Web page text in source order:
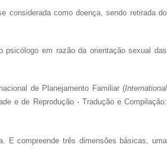
considerada como doença, sendo retirada do
psicólogo em razão da orientação sexual das
de Planejamento Familiar (International
e de Reprodução - Tradução e Compilação:
E compreende três dimensões básicas, uma